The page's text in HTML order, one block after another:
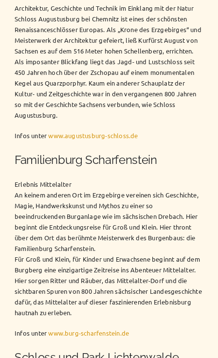
Architektur, Geschichte und Technik im Einklang mit der Natur
Schloss Augustusburg bei Chemnitz ist eines der schönsten
Renaissanceschlösser Europas. Als „Krone des Erzgebirges“ und
Meisterwerk der Architektur gefeiert, ließ Kurfürst August von
Sachsen es auf dem 516 Meter hohen Schellenberg, errichten.
Als imposanter Blickfang liegt das Jagd- und Lustschloss seit
450 Jahren hoch über der Zschopau auf einem monumentalen
Kegel aus Quarzporphyr. Kaum ein anderer Schauplatz der
Kultur- und Zeitgeschichte war in den vergangenen 800 Jahren
so mit der Geschichte Sachsens verbunden, wie Schloss
Augustusburg.
Infos unterwww.augustusburg-schloss.de
Familienburg Scharfenstein
Erlebnis Mittelalter
An keinem anderen Ort im Erzgebirge vereinen sich Geschichte,
Magie, Handwerkskunst und Mythos zu einer so
beeindruckenden Burganlage wie im sächsischen Drebach. Hier
beginnt die Entdeckungsreise für Groß und Klein. Hier thront
über dem Ort das berühmte Meisterwerk des Burgenbaus: die
Familienburg Scharfenstein.
Für Groß und Klein, für Kinder und Erwachsene beginnt auf dem
Burgberg eine einzigartige Zeitreise ins Abenteuer Mittelalter.
Hier sorgen Ritter und Räuber, das Mittelalter-Dorf und die
sichtbaren Spuren von 800 Jahren sächsischer Landesgeschichte
dafür, das Mittelalter auf dieser faszinierenden Erlebnisburg
hautnah zu erleben.
Infos unterwww.burg-scharfenstein.de